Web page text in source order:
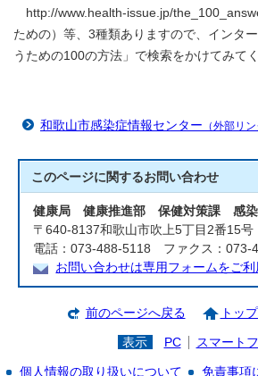
http://www.health-issue.jp/
ための）等、3種類ありますので、インタ
うための100の方法」で検索をかけてみてく
和歌山市感染症情報センター （外部リン
このページに関するお問い合わせ
健康局 健康推進部 保健対策課 感染
〒640-8137和歌山市吹上5丁目2番15号
電話：073-488-5118 ファクス：073-
お問い合わせは専用フォームをご利
前のページへ戻る トッ
表示 PC スマート
個人情報の取り扱いについて 免責事項